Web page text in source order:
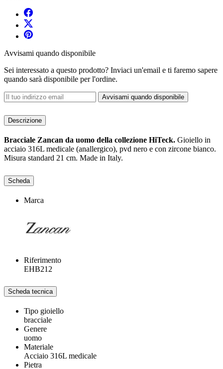
Avvisami quando disponibile
Sei interessato a questo prodotto? Inviaci un'email e ti faremo sapere
quando sarà disponibile per l'ordine.
Avvisami quando disponibile
Descrizione
Bracciale Zancan da uomo della collezione HiTeck. Gioiello in
acciaio 316L medicale (anallergico), pvd nero e con zircone bianco.
Misura standard 21 cm. Made in Italy.
Scheda
Marca
Riferimento
EHB212
Scheda tecnica
Tipo gioiello
bracciale
Genere
uomo
Materiale
Acciaio 316L medicale
Pietra